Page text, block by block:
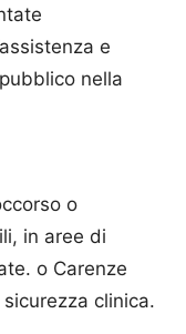
e
nella
o
in aree di
o Carenze
clinica.